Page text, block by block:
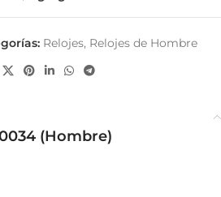
Relojes, Relojes de Hombre
(Hombre)